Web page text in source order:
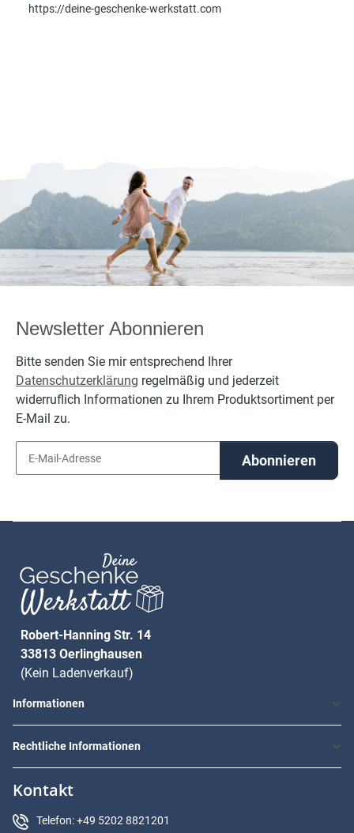
https://deine-geschenke-werkstatt.com
Newsletter Abonnieren
Bitte senden Sie mir entsprechend Ihrer
Datenschutzerklärung regelmäßig und jederzeit
widerruflich Informationen zu Ihrem Produktsortiment per
E-Mail zu.
Abonnieren
Robert-Hanning Str. 14
33813 Oerlinghausen
(Kein Ladenverkauf)
Informationen
Rechtliche Informationen
Kontakt
Telefon: +49 5202 8821201